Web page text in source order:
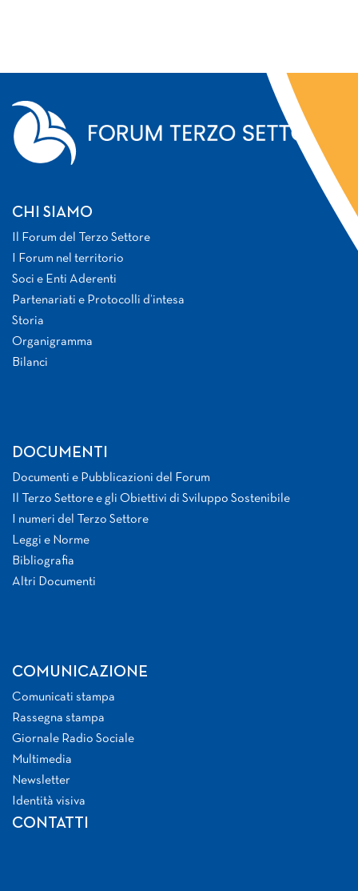
CHI SIAMO
Il Forum del Terzo Settore
I Forum nel territorio
Soci e Enti Aderenti
Partenariati e Protocolli d’intesa
Storia
Organigramma
Bilanci
DOCUMENTI
Documenti e Pubblicazioni del Forum
Il Terzo Settore e gli Obiettivi di Sviluppo Sostenibile
I numeri del Terzo Settore
Leggi e Norme
Bibliografia
Altri Documenti
COMUNICAZIONE
Comunicati stampa
Rassegna stampa
Giornale Radio Sociale
Multimedia
Newsletter
Identità visiva
CONTATTI